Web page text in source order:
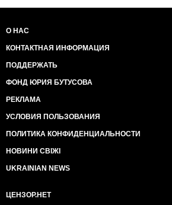
О НАС
КОНТАКТНАЯ ИНФОРМАЦИЯ
ПОДДЕРЖАТЬ
ФОНД ЮРИЯ БУТУСОВА
РЕКЛАМА
УСЛОВИЯ ПОЛЬЗОВАНИЯ
ПОЛИТИКА КОНФИДЕНЦИАЛЬНОСТИ
НОВИНИ СВІЖІ
UKRAINIAN NEWS
ЦЕНЗОР.НЕТ